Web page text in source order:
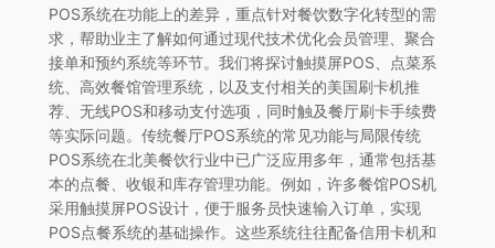
POS系统在功能上的差异，重点针对餐饮数字化转型的需
求，帮助业主了解如何通过现代技术优化会员管理、聚合
接单和预约系统等环节。我们将探讨触摸屏POS、点菜系
统、高效餐馆管理系统，以及支付相关的美国刷卡机推
荐、无线POS和移动支付选项，同时触及餐厅刷卡手续费
等实际问题。传统餐厅POS系统的常见功能与局限传统
POS系统在北美餐饮行业中已广泛应用多年，通常包括基
本的点餐、收银和库存管理功能。例如，许多餐馆POS机
采用触摸屏POS设计，便于服务员快速输入订单，实现
POS点餐系统的基础操作。这些系统往往配备信用卡机和